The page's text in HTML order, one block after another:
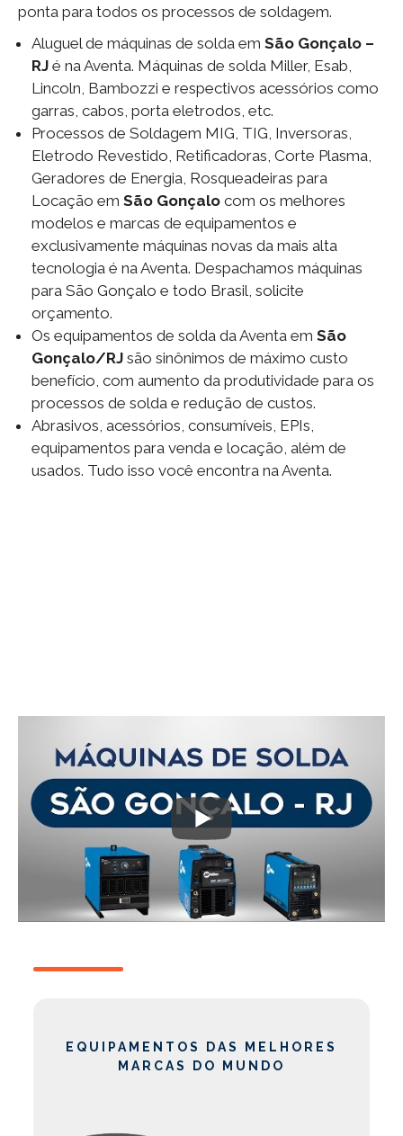
ponta para todos os processos de soldagem.
Aluguel de máquinas de solda em São Gonçalo –
RJ é na Aventa. Máquinas de solda Miller, Esab,
Lincoln, Bambozzi e respectivos acessórios como
garras, cabos, porta eletrodos, etc.
Processos de Soldagem MIG, TIG, Inversoras,
Eletrodo Revestido, Retificadoras, Corte Plasma,
Geradores de Energia, Rosqueadeiras para
Locação em São Gonçalo com os melhores
modelos e marcas de equipamentos e
exclusivamente máquinas novas da mais alta
tecnologia é na Aventa. Despachamos máquinas
para São Gonçalo e todo Brasil, solicite
orçamento.
Os equipamentos de solda da Aventa em São
Gonçalo/RJ são sinônimos de máximo custo
benefício, com aumento da produtividade para os
processos de solda e redução de custos.
Abrasivos, acessórios, consumíveis, EPIs,
equipamentos para venda e locação, além de
usados. Tudo isso você encontra na Aventa.
EQUIPAMENTOS DAS MELHORES
MARCAS DO MUNDO